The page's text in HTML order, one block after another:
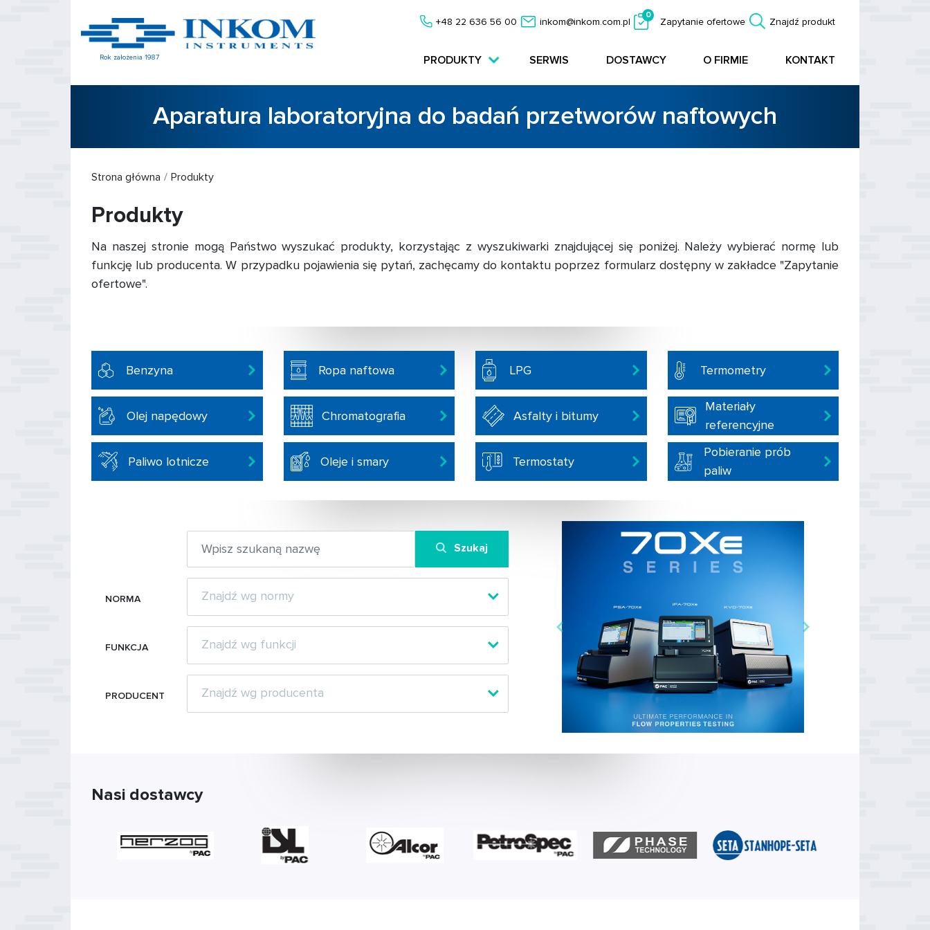
Rok założenia 1987
+48 22 636 56 00 inkom@inkom.com.pl Zapytanie ofertowe
0
Znajdź produkt
PRODUKTY SERWIS DOSTAWCY O FIRMIE KONTAKT
Aparatura laboratoryjna do badań przetworów naftowych
Strona główna Produkty
Produkty
Na naszej stronie mogą Państwo wyszukać produkty, korzystając z wyszukiwarki znajdującej się poniżej. Należy wybierać normę lub
funkcję lub producenta. W przypadku pojawienia się pytań, zachęcamy do kontaktu poprzez formularz dostępny w zakładce "Zapytanie
ofertowe".
Benzyna Ropa naftowa LPG Termometry
Olej napędowy Chromatografia Asfalty i bitumy
Materiały
referencyjne
Paliwo lotnicze Oleje i smary Termostaty
Pobieranie prób
paliw
Szukaj
NORMA
FUNKCJA
PRODUCENT
Nasi dostawcy